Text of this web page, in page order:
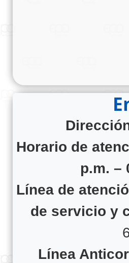
Horario de
p.m. –
Línea de
de servicio y
Línea